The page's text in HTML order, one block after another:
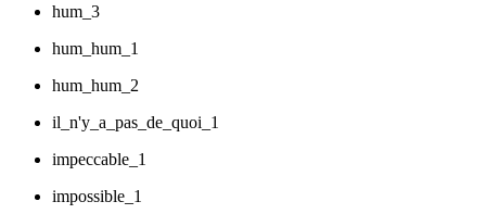
hum_3
hum_hum_1
hum_hum_2
il_n'y_a_pas_de_quoi_1
impeccable_1
impossible_1